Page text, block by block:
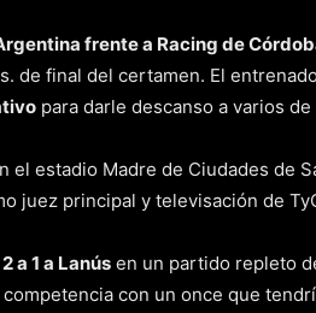
frente a Racing de
de final del certamen. El
para darle descanso a varios
el estadio Madre de Ciudades de
juez principal y televisación de
a 1 a Lanús en un partido repleto
con un once que